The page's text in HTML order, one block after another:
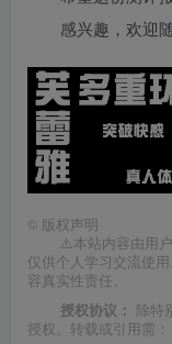
感兴趣，欢迎
© 版权声明
⚠️本站内容由用户
仅供个人学习交流使
容真实性责任。
授权协议： 除特
授权。转载或引用需：